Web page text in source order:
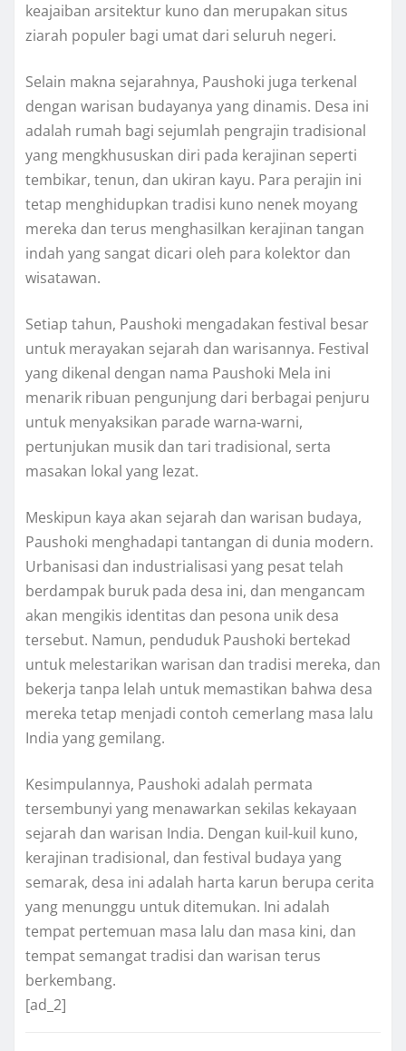
keajaiban arsitektur kuno dan merupakan situs
ziarah populer bagi umat dari seluruh negeri.
Selain makna sejarahnya, Paushoki juga terkenal
dengan warisan budayanya yang dinamis. Desa ini
adalah rumah bagi sejumlah pengrajin tradisional
yang mengkhususkan diri pada kerajinan seperti
tembikar, tenun, dan ukiran kayu. Para perajin ini
tetap menghidupkan tradisi kuno nenek moyang
mereka dan terus menghasilkan kerajinan tangan
indah yang sangat dicari oleh para kolektor dan
wisatawan.
Setiap tahun, Paushoki mengadakan festival besar
untuk merayakan sejarah dan warisannya. Festival
yang dikenal dengan nama Paushoki Mela ini
menarik ribuan pengunjung dari berbagai penjuru
untuk menyaksikan parade warna-warni,
pertunjukan musik dan tari tradisional, serta
masakan lokal yang lezat.
Meskipun kaya akan sejarah dan warisan budaya,
Paushoki menghadapi tantangan di dunia modern.
Urbanisasi dan industrialisasi yang pesat telah
berdampak buruk pada desa ini, dan mengancam
akan mengikis identitas dan pesona unik desa
tersebut. Namun, penduduk Paushoki bertekad
untuk melestarikan warisan dan tradisi mereka, dan
bekerja tanpa lelah untuk memastikan bahwa desa
mereka tetap menjadi contoh cemerlang masa lalu
India yang gemilang.
Kesimpulannya, Paushoki adalah permata
tersembunyi yang menawarkan sekilas kekayaan
sejarah dan warisan India. Dengan kuil-kuil kuno,
kerajinan tradisional, dan festival budaya yang
semarak, desa ini adalah harta karun berupa cerita
yang menunggu untuk ditemukan. Ini adalah
tempat pertemuan masa lalu dan masa kini, dan
tempat semangat tradisi dan warisan terus
berkembang.
[ad_2]